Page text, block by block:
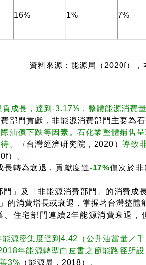
16% 1% 7%
資料來源：能源局（2020f），
成長，達到-3.17%，整體能源消費
部門貢獻，非能源消費部門主要為
油價下跌等因素。石化業整體銷售
。
（台灣經濟研究院，2020）導致
）
。
長轉為衰退，貢獻度達-17%僅次於非
」及「非能源消費部門」的消費成
的消費增長或衰退，掌握著台灣整體
、住宅部門連續2年能源消費衰退，
源密集度達到4.42（公升油當量／
年能源轉型白皮書之節能路徑所
3% （能源局，2018） 。